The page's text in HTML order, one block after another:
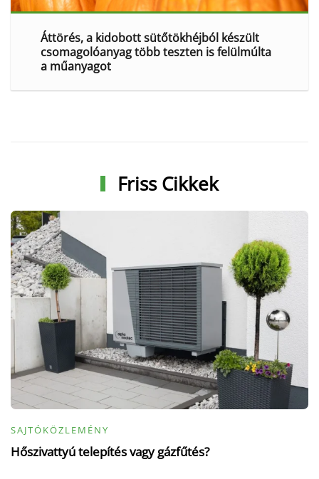
Áttörés, a kidobott sütőtökhéjból készült
csomagolóanyag több teszten is felülmúlta
a műanyagot
Friss Cikkek
SAJTÓKÖZLEMÉNY
Hőszivattyú telepítés vagy gázfűtés?